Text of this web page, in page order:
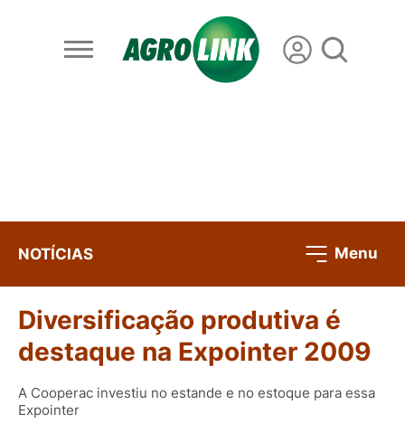
NOTÍCIAS Menu
Diversificação produtiva é
destaque na Expointer 2009
A Cooperac investiu no estande e no estoque para essa
Expointer